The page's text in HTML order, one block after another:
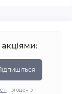
і згоден з